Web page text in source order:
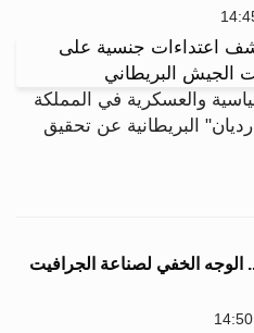
والعسكرية في المملكة
البريطانية عن تحقيق
الخفي لصناعة الجرافيت